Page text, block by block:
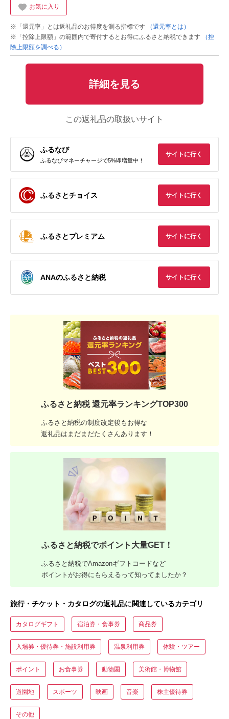
お気に入り
※「還元率」とは返礼品のお得度を測る指標です
（還元率とは）
※「控除上限額」の範囲内で寄付するとお得にふるさと納税できます
（控
除上限額を調べる）
詳細を見る
この返礼品の取扱いサイト
ふるなび
ふるなびマネーチャージで5%即増量中！
サイトに行く
ふるさとチョイス サイトに行く
ふるさとプレミアム サイトに行く
ANAのふるさと納税 サイトに行く
ふるさと納税 還元率ランキングTOP300
ふるさと納税の制度改定後もお得な
返礼品はまだまだたくさんあります！
ふるさと納税でポイント大量GET！
ふるさと納税でAmazonギフトコードなど
ポイントがお得にもらえるって知ってましたか？
旅行・チケット・カタログの返礼品に関連しているカテゴリ
カタログギフト 宿泊券・食事券 商品券
入場券・優待券・施設利用券 温泉利用券 体験・ツアー
ポイント お食事券 動物園 美術館・博物館
遊園地 スポーツ 映画 音楽 株主優待券
その他